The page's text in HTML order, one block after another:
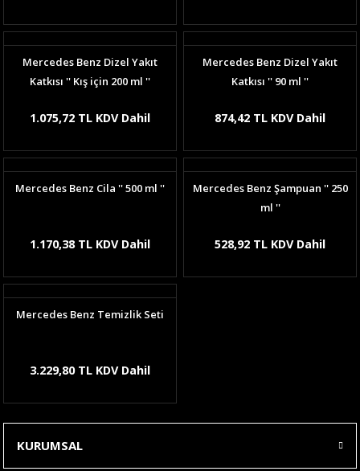
Mercedes Benz Dizel Yakıt
Katkısı '' Kış için 200 ml ''
1.075,72 TL KDV Dahil
Mercedes Benz Dizel Yakıt
Katkısı '' 90 ml ''
874,42 TL KDV Dahil
Mercedes Benz Cila '' 500 ml ''
1.170,38 TL KDV Dahil
Mercedes Benz Şampuan '' 250
ml ''
528,92 TL KDV Dahil
Mercedes Benz Temizlik Seti
3.229,80 TL KDV Dahil
KURUMSAL